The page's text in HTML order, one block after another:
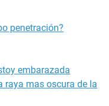
penetración?
embarazada
raya mas oscura de la